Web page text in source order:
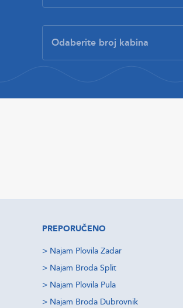
PREPORUČENO
> Najam Plovila Zadar
> Najam Broda Split
> Najam Plovila Pula
> Najam Broda Dubrovnik